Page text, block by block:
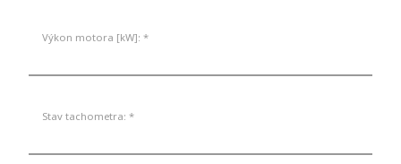
Výkon motora [kW]: *
Stav tachometra: *